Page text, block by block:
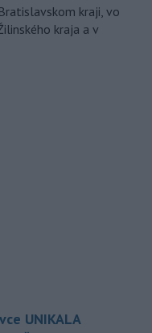
kraji, vo
kraja a v
UNIKALA